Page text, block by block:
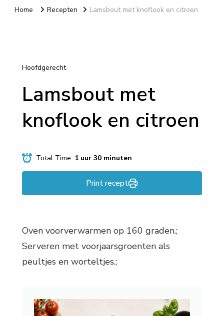
Home Recepten Lamsbout met knoflook en citroen
Hoofdgerecht
Lamsbout met
knoflook en citroen
Total Time: 1 uur 30 minuten
Print recept
Oven voorverwarmen op 160 graden.;
Serveren met voorjaarsgroenten als
peultjes en worteltjes.;